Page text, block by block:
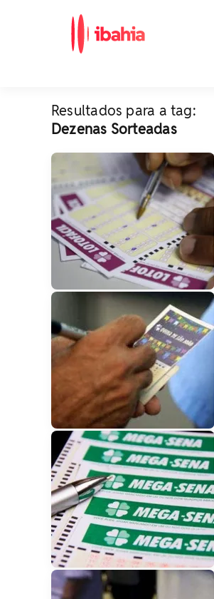
Resultados para a tag:
Dezenas Sorteadas